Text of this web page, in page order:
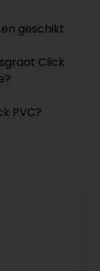
geschikt
Click
PVC?